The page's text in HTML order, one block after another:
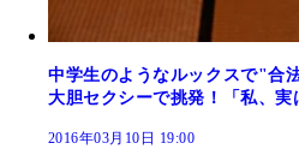
中学生のようなルックスで"合
大胆セクシーで挑発！「私、実
2016年03月10日 19:00